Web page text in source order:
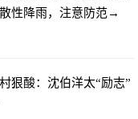
性降雨，注意防范→
狠酸：沈伯洋太“励志”